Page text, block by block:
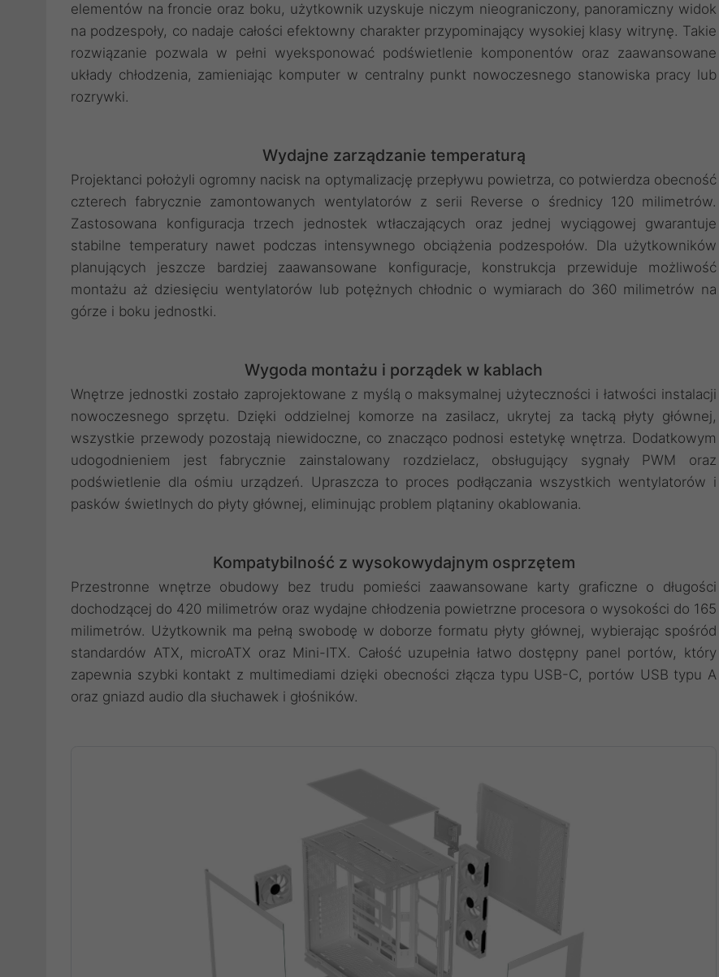
elementów na froncie oraz boku, użytkownik uzyskuje niczym nieograniczony, panoramiczny widok
na podzespoły, co nadaje całości efektowny charakter przypominający wysokiej klasy witrynę. Takie
rozwiązanie pozwala w pełni wyeksponować podświetlenie komponentów oraz zaawansowane
układy chłodzenia, zamieniając komputer w centralny punkt nowoczesnego stanowiska pracy lub
rozrywki.
Wydajne zarządzanie temperaturą
Projektanci położyli ogromny nacisk na optymalizację przepływu powietrza, co potwierdza obecność
czterech fabrycznie zamontowanych wentylatorów z serii Reverse o średnicy 120 milimetrów.
Zastosowana konfiguracja trzech jednostek wtłaczających oraz jednej wyciągowej gwarantuje
stabilne temperatury nawet podczas intensywnego obciążenia podzespołów. Dla użytkowników
planujących jeszcze bardziej zaawansowane konfiguracje, konstrukcja przewiduje możliwość
montażu aż dziesięciu wentylatorów lub potężnych chłodnic o wymiarach do 360 milimetrów na
górze i boku jednostki.
Wygoda montażu i porządek w kablach
Wnętrze jednostki zostało zaprojektowane z myślą o maksymalnej użyteczności i łatwości instalacji
nowoczesnego sprzętu. Dzięki oddzielnej komorze na zasilacz, ukrytej za tacką płyty głównej,
wszystkie przewody pozostają niewidoczne, co znacząco podnosi estetykę wnętrza. Dodatkowym
udogodnieniem jest fabrycznie zainstalowany rozdzielacz, obsługujący sygnały PWM oraz
podświetlenie dla ośmiu urządzeń. Upraszcza to proces podłączania wszystkich wentylatorów i
pasków świetlnych do płyty głównej, eliminując problem plątaniny okablowania.
Kompatybilność z wysokowydajnym osprzętem
Przestronne wnętrze obudowy bez trudu pomieści zaawansowane karty graficzne o długości
dochodzącej do 420 milimetrów oraz wydajne chłodzenia powietrzne procesora o wysokości do 165
milimetrów. Użytkownik ma pełną swobodę w doborze formatu płyty głównej, wybierając spośród
standardów ATX, microATX oraz Mini-ITX. Całość uzupełnia łatwo dostępny panel portów, który
zapewnia szybki kontakt z multimediami dzięki obecności złącza typu USB-C, portów USB typu A
oraz gniazd audio dla słuchawek i głośników.